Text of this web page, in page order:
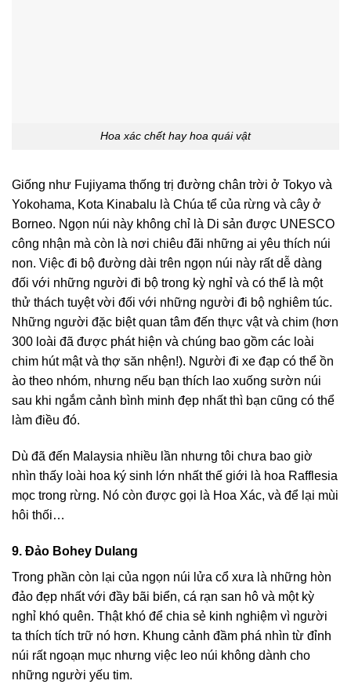
Hoa xác chết hay hoa quái vật
Giống như Fujiyama thống trị đường chân trời ở Tokyo và
Yokohama, Kota Kinabalu là Chúa tể của rừng và cây ở
Borneo. Ngọn núi này không chỉ là Di sản được UNESCO
công nhận mà còn là nơi chiêu đãi những ai yêu thích núi
non. Việc đi bộ đường dài trên ngọn núi này rất dễ dàng
đối với những người đi bộ trong kỳ nghỉ và có thể là một
thử thách tuyệt vời đối với những người đi bộ nghiêm túc.
Những người đặc biệt quan tâm đến thực vật và chim (hơn
300 loài đã được phát hiện và chúng bao gồm các loài
chim hút mật và thợ săn nhện!). Người đi xe đạp có thể ồn
ào theo nhóm, nhưng nếu bạn thích lao xuống sườn núi
sau khi ngắm cảnh bình minh đẹp nhất thì bạn cũng có thể
làm điều đó.
Dù đã đến Malaysia nhiều lần nhưng tôi chưa bao giờ
nhìn thấy loài hoa ký sinh lớn nhất thế giới là hoa Rafflesia
mọc trong rừng. Nó còn được gọi là Hoa Xác, và để lại mùi
hôi thối…
9. Đảo Bohey Dulang
Trong phần còn lại của ngọn núi lửa cổ xưa là những hòn
đảo đẹp nhất với đầy bãi biển, cá rạn san hô và một kỳ
nghỉ khó quên. Thật khó để chia sẻ kinh nghiệm vì người
ta thích tích trữ nó hơn. Khung cảnh đầm phá nhìn từ đỉnh
núi rất ngoạn mục nhưng việc leo núi không dành cho
những người yếu tim.